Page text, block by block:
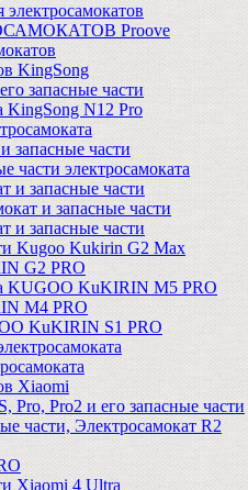
Proove
KingSong
запасные части
KingSong N12 Pro
запасные части
части электросамоката
и запасные части
и запасные части
и запасные части
Kugoo Kukirin G2 Max
G2 PRO
KUGOO KuKIRIN M5 PRO
M4 PRO
KuKIRIN S1 PRO
Xiaomi
Pro, Pro2 и его запасные части
части, Электросамокат R2
Xiaomi 4 Ultra